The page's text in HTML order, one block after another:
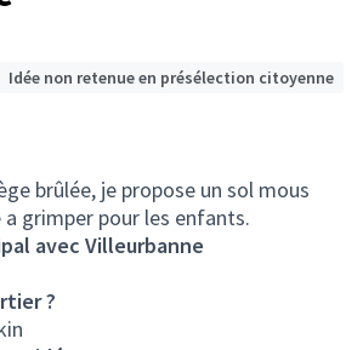
Idée non retenue en présélection citoyenne
brûlée, je propose un sol mous
a grimper pour les enfants.
avec Villeurbanne
?